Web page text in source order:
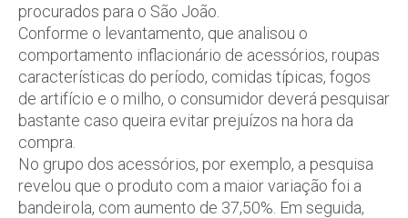
procurados para o São João.
Conforme o levantamento, que analisou o
comportamento inflacionário de acessórios, roupas
características do período, comidas típicas, fogos
de artifício e o milho, o consumidor deverá pesquisar
bastante caso queira evitar prejuízos na hora da
compra.
No grupo dos acessórios, por exemplo, a pesquisa
revelou que o produto com a maior variação foi a
bandeirola, com aumento de 37,50%. Em seguida,